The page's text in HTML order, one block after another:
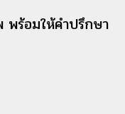
พร้อมให้คำปรึกษา